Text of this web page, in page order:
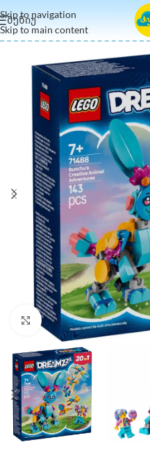
Skip to navigation
Skip to main content
ᲛᲔᲜᲘᲣ
Click to enlarge